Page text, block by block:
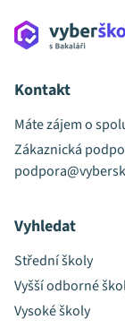
Kontakt
Máte zájem o
Zákaznická
Vyhledat
Střední školy
Vyšší odborné
Vysoké školy